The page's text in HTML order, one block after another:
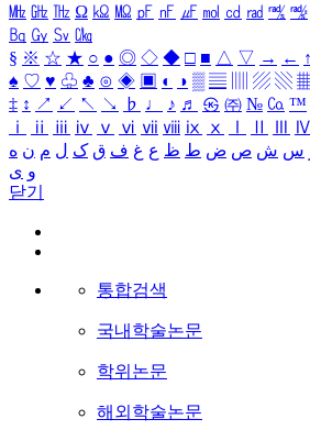
㎒ ㎓ ㎔ Ω ㏀ ㏁ ㎊ ㎋ ㎌ ㏖ ㏅ ㎭ ㎮ ㎯
㏃ ㏉ ㏜ ㏆
§ ※ ☆ ★ ○ ● ◎ ◇ ◆ □ ■ △ ▽ → ← ↑
♠ ♡ ♥ ♧ ♣ ⊙ ◈ ▣ ◐ ◑ ▒ ▤ ▨ ▧
‡ ↕ ↗ ↙ ↖ ↘ ♭ ♩ ♪ ♬ ㉿ ㈜ № ㏇ ™
ⅰ
ⅱ ⅲ ⅳ ⅴ ⅵ ⅶ ⅷ ⅸ ⅹ Ⅳ
س ش ص ض ط ظ ع غ ف ق ک ل م ن ه
و ی
닫기
통합검색
국내학술논문
학위논문
해외학술논문